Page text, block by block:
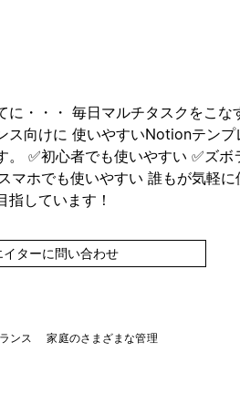
に・・・ 毎日マルチタスクをこな
ス向けに 使いやすいNotionテンプ
。 ✅初心者でも使いやすい ✅ズボ
マホでも使いやすい 誰もが気軽に
指しています！
イターに問い合わせ
ンス 家庭のさまざまな管理